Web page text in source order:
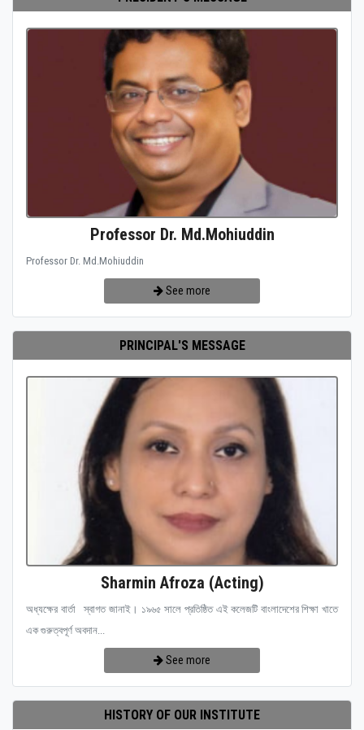
Professor Dr. Md.Mohiuddin
Professor Dr. Md.Mohiuddin
See more
PRINCIPAL'S MESSAGE
Sharmin Afroza (Acting)
অধ্যক্ষের বার্তা স্বাগত জানাই। ১৯৬৫ সালে প্রতিষ্ঠিত এই কলেজটি বাংলাদেশের শিক্ষা খাতে
এক গুরুত্বপূর্ণ অবদান...
See more
HISTORY OF OUR INSTITUTE